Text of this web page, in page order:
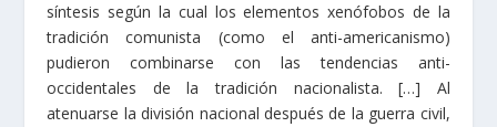
síntesis según la cual los elementos xenófobos de la
tradición comunista (como el anti-americanismo)
pudieron combinarse con las tendencias anti-
occidentales de la tradición nacionalista. […] Al
atenuarse la división nacional después de la guerra civil,